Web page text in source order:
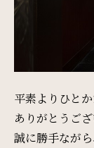
周辺観光
平素よりひと
ありがとうござ
誠に勝手なが